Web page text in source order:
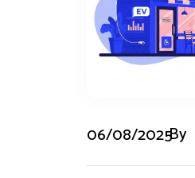
06/08/2025By